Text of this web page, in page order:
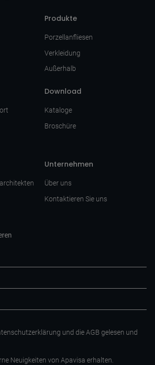
Produkte
Porzellanfliesen
Verkleidung
Außerhalb
Download
Kataloge
Broschüre
Unternehmen
Über uns
Kontaktieren Sie uns
und die AGB gelesen und
Neuigkeiten von Apavisa erhalten.